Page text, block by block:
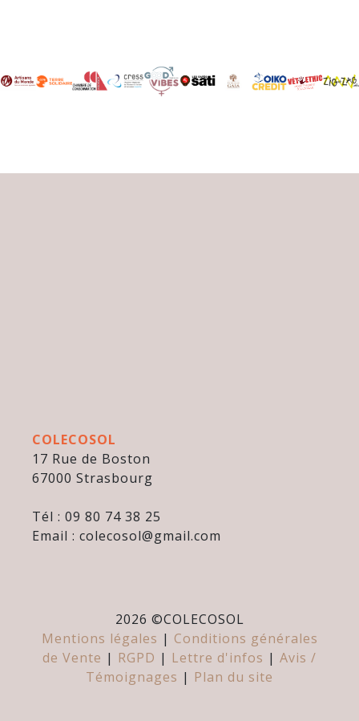
COLECOSOL
17 Rue de Boston
67000 Strasbourg
Tél : 09 80 74 38 25
Email : colecosol@gmail.com
2026 ©COLECOSOL
Mentions légales | Conditions générales
de Vente | RGPD | Lettre d'infos | Avis /
Témoignages | Plan du site